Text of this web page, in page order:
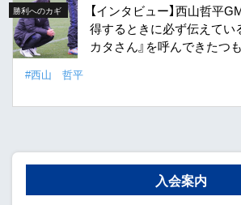
勝利へのカギ
【インタビュー】西山哲平
得するときに必ず伝えてい
カタさん』を呼んできたつ
#西山 哲平
入会案内